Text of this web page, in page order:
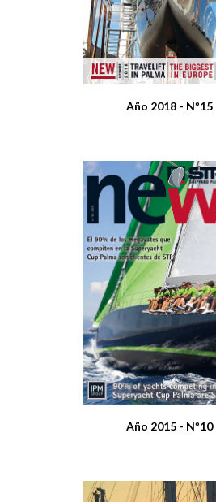
Año 2018 - Nº15
Año 2015 - Nº10